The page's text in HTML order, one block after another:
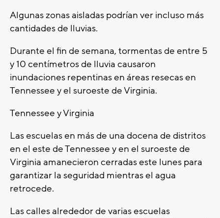
Algunas zonas aisladas podrían ver incluso más
cantidades de lluvias.
Durante el fin de semana, tormentas de entre 5
y 10 centímetros de lluvia causaron
inundaciones repentinas en áreas resecas en
Tennessee y el suroeste de Virginia.
Tennessee y Virginia
Las escuelas en más de una docena de distritos
en el este de Tennessee y en el suroeste de
Virginia amanecieron cerradas este lunes para
garantizar la seguridad mientras el agua
retrocede.
Las calles alrededor de varias escuelas